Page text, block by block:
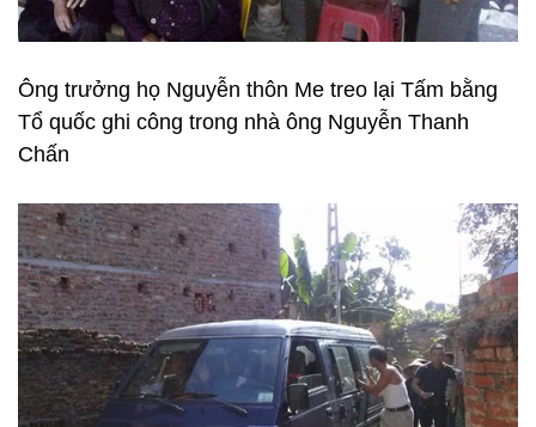
Ông trưởng họ Nguyễn thôn Me treo lại Tấm bằng
Tổ quốc ghi công trong nhà ông Nguyễn Thanh
Chấn